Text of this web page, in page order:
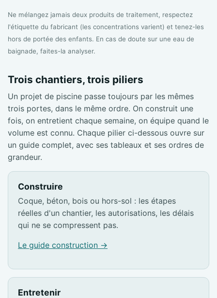
Ne mélangez jamais deux produits de traitement, respectez
l'étiquette du fabricant (les concentrations varient) et tenez-les
hors de portée des enfants. En cas de doute sur une eau de
baignade, faites-la analyser.
Trois chantiers, trois piliers
Un projet de piscine passe toujours par les mêmes
trois portes, dans le même ordre. On construit une
fois, on entretient chaque semaine, on équipe quand le
volume est connu. Chaque pilier ci-dessous ouvre sur
un guide complet, avec ses tableaux et ses ordres de
grandeur.
Construire
Coque, béton, bois ou hors-sol : les étapes
réelles d'un chantier, les autorisations, les délais
qui ne se compressent pas.
Le guide construction →
Entretenir